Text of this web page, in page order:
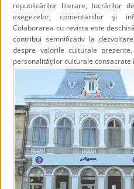
republicărilor literare, lucrărilor
exegezelor, comentariilor şi
Colaborarea cu revista este
contribui semnificativ la
despre valorile culturale
personalităţilor culturale consacrate